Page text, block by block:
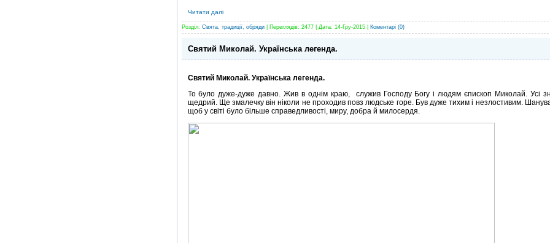
Читати далі
Розділ: Свята, традиції, обряди| Переглядів: 2477 | Дата: 14-Гру-2015| Коментарі (0)
Святий Миколай. Українська легенда.
Святий Миколай. Українська легенда.
То було дуже-дуже давно. Жив в однім краю, служив Господу Богу і людям єпископ Миколай. Усі
щедрий. Ще змалечку він ніколи не проходив повз людське горе. Був дуже тихим і незлостивим.
щоб у світі було більше справедливості, миру, добра й милосердя.